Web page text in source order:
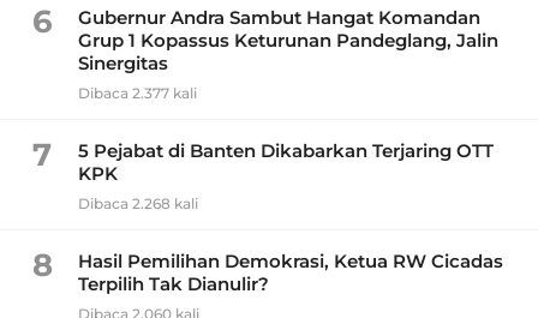
6
Gubernur Andra Sambut Hangat Komandan
Grup 1 Kopassus Keturunan Pandeglang, Jalin
Sinergitas
Dibaca 2.377 kali
7
5 Pejabat di Banten Dikabarkan Terjaring OTT
KPK
Dibaca 2.268 kali
8
Hasil Pemilihan Demokrasi, Ketua RW Cicadas
Terpilih Tak Dianulir?
Dibaca 2.060 kali